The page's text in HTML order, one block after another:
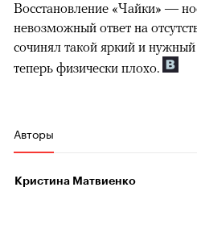
Восстановление «Чайки» —
невозможный ответ на
сочинял такой яркий и нужный
теперь физически плохо.
Авторы
Кристина Матвиенко